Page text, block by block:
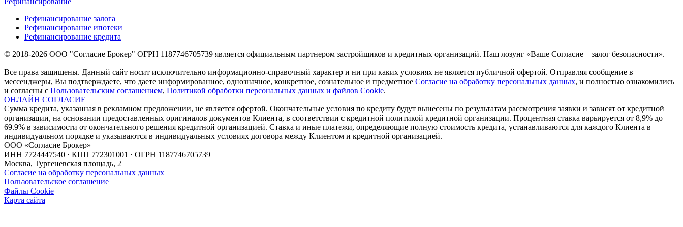
Рефинансирование залога
Рефинансирование ипотеки
Рефинансирование кредита
© 2018-2026 ООО "Согласие Брокер" ОГРН 1187746705739 является официальным партнером застройщиков и кредитных организаций. Наш лозунг «Ваше Согласие – залог безопасности».
Все права защищены. Данный сайт носит исключительно информационно-справочный характер и ни при каких условиях не является публичной офертой. Отправляя сообщение в
мессенджеры, Вы подтверждаете, что даете информированное, однозначное, конкретное, сознательное и предметное Согласие на обработку персональных данных, и полностью ознакомились
и согласны с Пользовательским соглашением, Политикой обработки персональных данных и файлов Cookie.
ОНЛАЙН СОГЛАСИЕ
Сумма кредита, указанная в рекламном предложении, не является офертой. Окончательные условия по кредиту будут вынесены по результатам рассмотрения заявки и зависят от кредитной
организации, на основании предоставленных оригиналов документов Клиента, в соответствии с кредитной политикой кредитной организации. Процентная ставка варьируется от 8,9% до
69.9% в зависимости от окончательного решения кредитной организацией. Ставка и иные платежи, определяющие полную стоимость кредита, устанавливаются для каждого Клиента в
индивидуальном порядке и указываются в индивидуальных условиях договора между Клиентом и кредитной организацией.
ООО «Согласие Брокер»
ИНН 7724447540 · КПП 772301001 · ОГРН 1187746705739
Москва, Тургеневская площадь, 2
Согласие на обработку персональных данных
Пользовательское соглашение
Файлы Cookie
Карта сайта